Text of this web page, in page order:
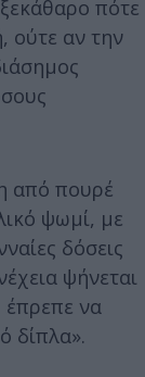
ξεκάθαρο πότε
ούτε αν την
από πουρέ
ψωμί, με
δόσεις
ψήνεται
έπρεπε να
δίπλα».